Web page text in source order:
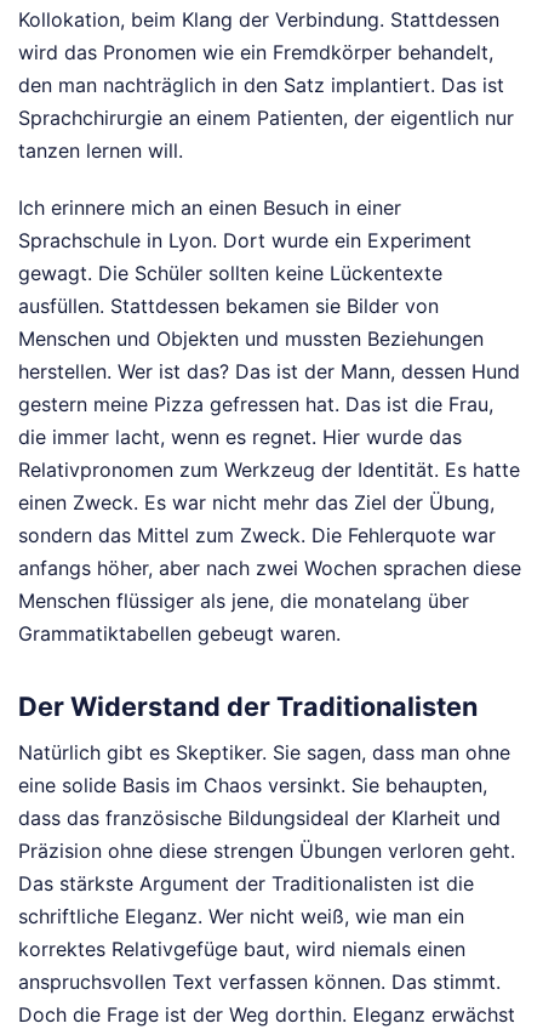
Kollokation, beim Klang der Verbindung. Stattdessen
wird das Pronomen wie ein Fremdkörper behandelt,
den man nachträglich in den Satz implantiert. Das ist
Sprachchirurgie an einem Patienten, der eigentlich nur
tanzen lernen will.
Ich erinnere mich an einen Besuch in einer
Sprachschule in Lyon. Dort wurde ein Experiment
gewagt. Die Schüler sollten keine Lückentexte
ausfüllen. Stattdessen bekamen sie Bilder von
Menschen und Objekten und mussten Beziehungen
herstellen. Wer ist das? Das ist der Mann, dessen Hund
gestern meine Pizza gefressen hat. Das ist die Frau,
die immer lacht, wenn es regnet. Hier wurde das
Relativpronomen zum Werkzeug der Identität. Es hatte
einen Zweck. Es war nicht mehr das Ziel der Übung,
sondern das Mittel zum Zweck. Die Fehlerquote war
anfangs höher, aber nach zwei Wochen sprachen diese
Menschen flüssiger als jene, die monatelang über
Grammatiktabellen gebeugt waren.
Der Widerstand der Traditionalisten
Natürlich gibt es Skeptiker. Sie sagen, dass man ohne
eine solide Basis im Chaos versinkt. Sie behaupten,
dass das französische Bildungsideal der Klarheit und
Präzision ohne diese strengen Übungen verloren geht.
Das stärkste Argument der Traditionalisten ist die
schriftliche Eleganz. Wer nicht weiß, wie man ein
korrektes Relativgefüge baut, wird niemals einen
anspruchsvollen Text verfassen können. Das stimmt.
Doch die Frage ist der Weg dorthin. Eleganz erwächst